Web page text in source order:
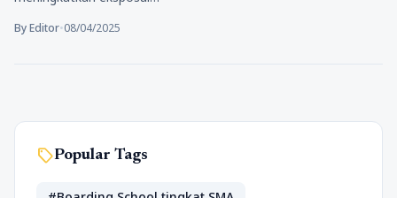
By Editor•08/04/2025
sellPopular Tags